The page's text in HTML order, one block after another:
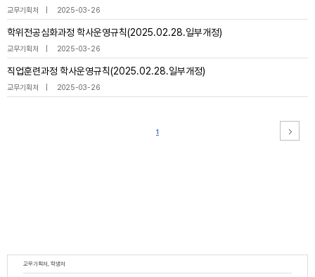
교무기획처 2025-03-26
학위전공심화과정 학사운영규칙(2025.02.28.일부개정)
교무기획처 2025-03-26
직업훈련과정 학사운영규칙(2025.02.28.일부개정)
교무기획처 2025-03-26
1
교무기획처, 학생처